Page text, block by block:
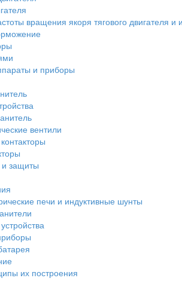
вращения якоря тягового двигателя
и приборы
вентили
и защиты
печи и индуктивные шунты
их построения